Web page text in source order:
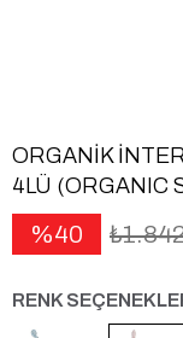
ORGANİK
4LÜ (ORGANIC
40
RENK